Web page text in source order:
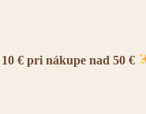
€ pri nákupe nad 50 €